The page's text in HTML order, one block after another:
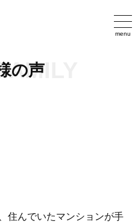
の声
住んでいたマンションが手